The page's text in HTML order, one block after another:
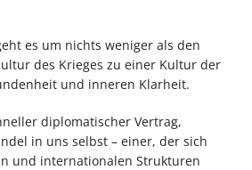
es um nichts weniger als den
des Krieges zu einer Kultur der
und inneren Klarheit.
diplomatischer Vertrag,
in uns selbst – einer, der sich
und internationalen Strukturen